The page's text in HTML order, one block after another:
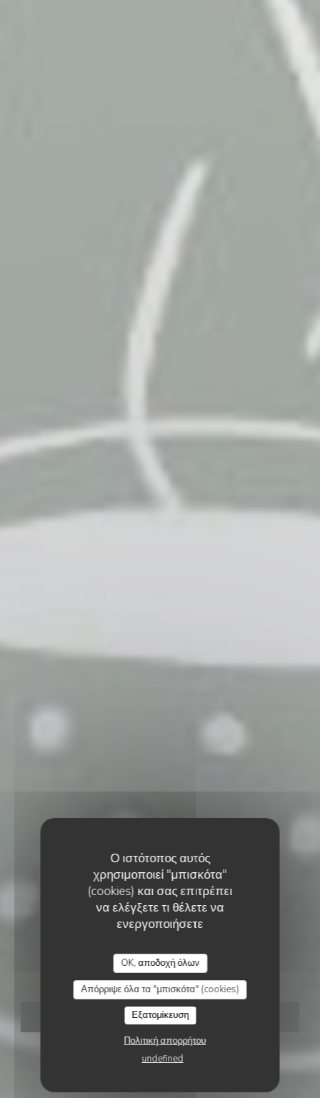
Ο ιστότοπος αυτός
χρησιμοποιεί "μπισκότα"
(cookies) και σας επιτρέπει
να ελέγξετε τι θέλετε να
ενεργοποιήσετε
OK, αποδοχή όλων
Απόρριψε όλα τα "μπισκότα" (cookies)
Εξατομίκευση
Πολιτική απορρήτου
undefined
Chez Joséphine
ΚΆΝΤΕ ΚΡΆΤΗΣΗ ΤΡΑΠΕΖΙΟΎ
CHEZ JOSÉPHINE